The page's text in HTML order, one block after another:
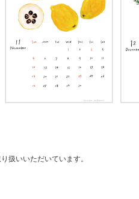
扱いいただいています。